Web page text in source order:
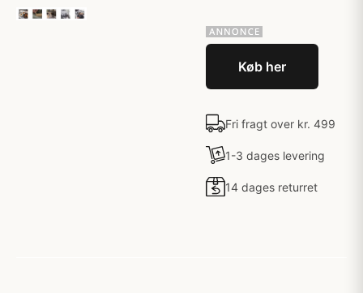
Køb her
Fri fragt over kr. 499
1-3 dages levering
14 dages returret